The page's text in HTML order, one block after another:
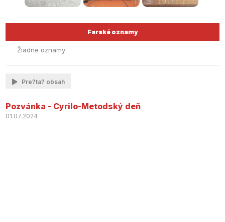
Farské oznamy
Žiadne oznamy
Pre?ta? obsah
Pozvánka - Cyrilo-Metodský deň
01.07.2024